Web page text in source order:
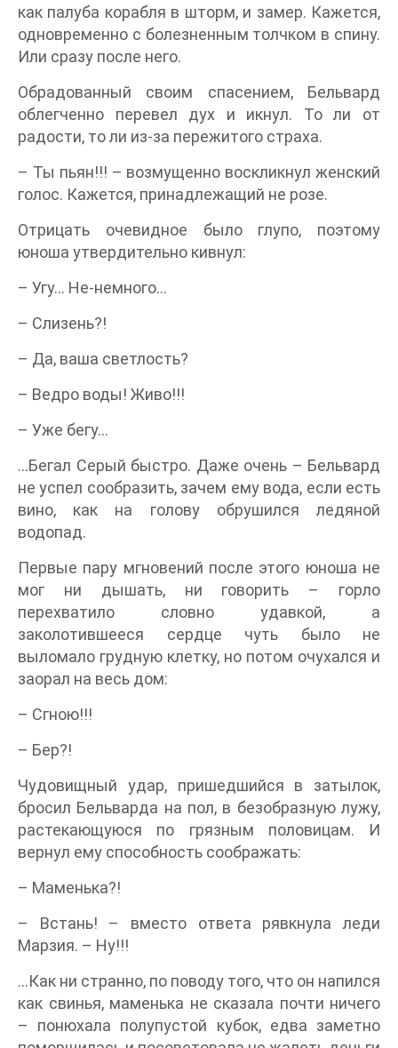
как палуба корабля в шторм, и замер. Кажется,
одновременно с болезненным толчком в спину.
Или сразу после него.
Обрадованный своим спасением, Бельвард
облегченно перевел дух и икнул. То ли от
радости, то ли из-за пережитого страха.
– Ты пьян!!! – возмущенно воскликнул женский
голос. Кажется, принадлежащий не розе.
Отрицать очевидное было глупо, поэтому
юноша утвердительно кивнул:
– Угу… Не-немного…
– Слизень?!
– Да, ваша светлость?
– Ведро воды! Живо!!!
– Уже бегу…
…Бегал Серый быстро. Даже очень – Бельвард
не успел сообразить, зачем ему вода, если есть
вино, как на голову обрушился ледяной
водопад.
Первые пару мгновений после этого юноша не
мог ни дышать, ни говорить – горло
перехватило словно удавкой, а
заколотившееся сердце чуть было не
выломало грудную клетку, но потом очухался и
заорал на весь дом:
– Сгною!!!
– Бер?!
Чудовищный удар, пришедшийся в затылок,
бросил Бельварда на пол, в безобразную лужу,
растекающуюся по грязным половицам. И
вернул ему способность соображать:
– Маменька?!
– Встань! – вместо ответа рявкнула леди
Марзия. – Ну!!!
…Как ни странно, по поводу того, что он напился
как свинья, маменька не сказала почти ничего
– понюхала полупустой кубок, едва заметно